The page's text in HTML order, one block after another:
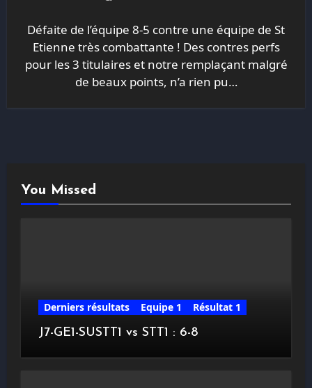
Défaite de l’équipe 8-5 contre une équipe de St
Etienne très combattante ! Des contres perfs
pour les 3 titulaires et notre remplaçant malgré
de beaux points, n’a rien pu…
You Missed
Derniers résultats Equipe 1
Résultat 1
J7-GE1-SUSTT1 vs STT1 : 6-8